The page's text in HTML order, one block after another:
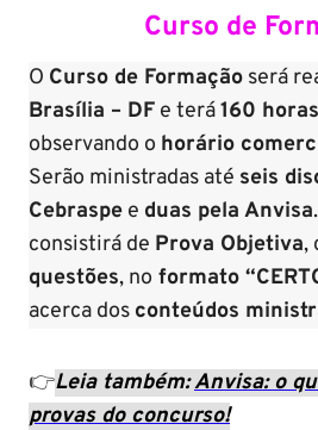
Curso de
O Curso de Formação será
Brasília – DF e terá160
observando o horário
Serão ministradas até seis
Cebraspe e duas pela Anvisa
consistirá de Prova Objetiva,
questões, no formato
acerca dos conteúdos
👉Leia também:Anvisa: o
provas do concurso!